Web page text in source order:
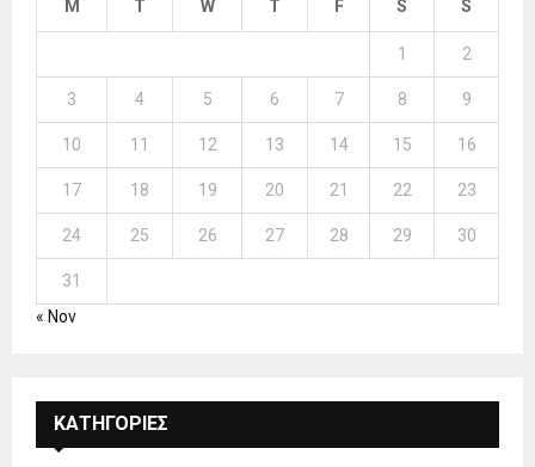
M T W T F S S
1 2
3 4 5 6 7 8 9
10 11 12 13 14 15 16
17 18 19 20 21 22 23
24 25 26 27 28 29 30
31
« Nov
ΚΑΤΗΓΟΡΙΕΣ